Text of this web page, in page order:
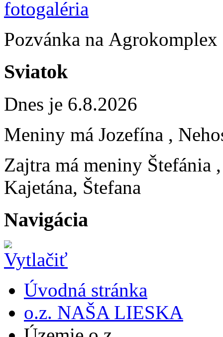
Pozvánka na Agrokomplex
Sviatok
Dnes je 6.8.2026
Meniny má Jozefína ,
Zajtra má meniny Štefánia
Kajetána, Štefana
Navigácia
Úvodná stránka
o.z. NAŠA LIESKA